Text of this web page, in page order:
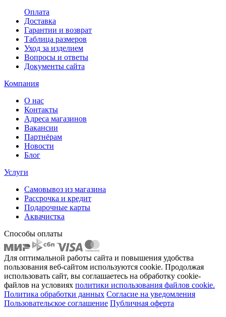
Оплата
Доставка
Гарантии и возврат
Таблица размеров
Уход за изделием
Вопросы и ответы
Документы сайта
Компания
О нас
Контакты
Адреса магазинов
Вакансии
Партнёрам
Новости
Блог
Услуги
Самовывоз из магазина
Рассрочка и кредит
Подарочные карты
Аквачистка
Способы оплаты
Для оптимальной работы сайта и повышения удобства
пользования веб-сайтом используются cookie. Продолжая
использовать сайт, вы соглашаетесь на обработку cookie-
файлов на условиях политики использования файлов cookie.
Политика обработки данных Согласие на уведомления
Пользовательское соглашение Публичная оферта